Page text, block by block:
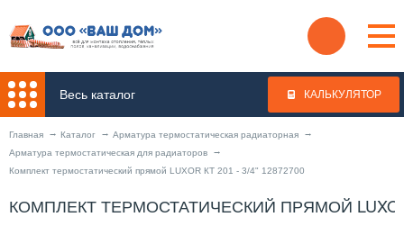
Весь каталог КАЛЬКУЛЯТОР
Главная Каталог
Арматура термостатическая радиаторная
Арматура термостатическая для радиаторов
Комплект термостатический прямой LUXOR КТ 201 - 3/4" 12872700
КОМПЛЕКТ ТЕРМОСТАТИЧЕСКИЙ ПРЯМОЙ LUXOR